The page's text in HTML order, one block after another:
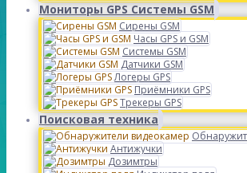
Мониторы GPS Системы GSM
Сирены GSM
Часы GPS и GSM
Системы GSM
Датчики GSM
Логеры GPS
Приёмники GPS
Трекеры GPS
Поисковая техника
Антижучки
Дозимтры